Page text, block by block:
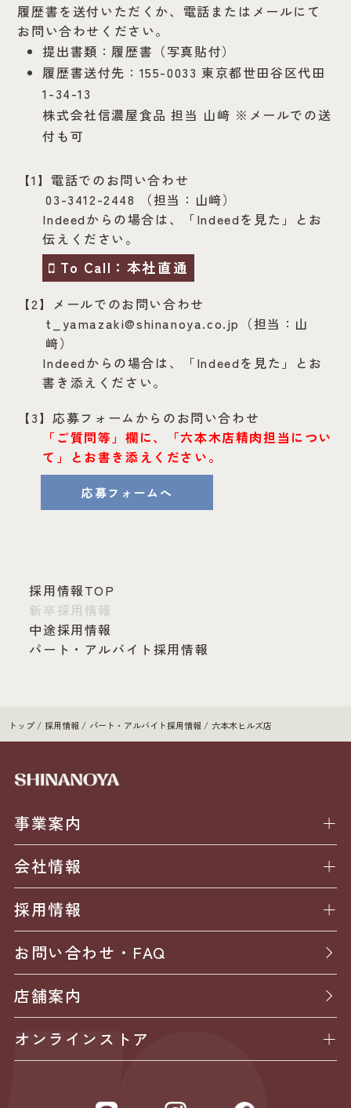
履歴書を送付いただくか、電話またはメールにて
お問い合わせください。
提出書類：履歴書（写真貼付）
履歴書送付先：155-0033 東京都世田谷区代田
1-34-13
株式会社信濃屋食品 担当 山﨑 ※メールでの送
付も可
【1】電話でのお問い合わせ
03-3412-2448 （担当：山﨑）
Indeedからの場合は、「Indeedを見た」とお
伝えください。
To Call：本社直通
【2】メールでのお問い合わせ
t_yamazaki@shinanoya.co.jp （担当：山
﨑）
Indeedからの場合は、「Indeedを見た」とお
書き添えください。
【3】応募フォームからのお問い合わせ
「ご質問等」欄に、「六本木店精肉担当につい
て」とお書き添えください。
応募フォームへ
採用情報TOP
新卒採用情報
中途採用情報
パート・アルバイト採用情報
トップ 採用情報 パート・アルバイト採用情報 六本木ヒルズ店
事業案内
会社情報
採用情報
お問い合わせ・FAQ
店舗案内
オンラインストア